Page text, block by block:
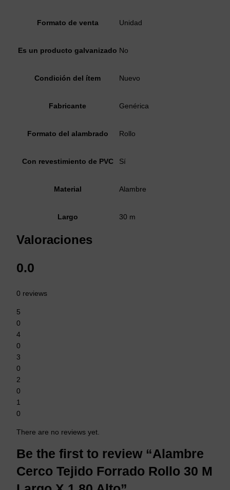
Formato de venta Unidad
Es un producto galvanizado No
Condición del ítem Nuevo
Fabricante Genérica
Formato del alambrado Rollo
Con revestimiento de PVC Sí
Material Alambre
Largo 30 m
Valoraciones
0.0
0 reviews
5
0
4
0
3
0
2
0
1
0
There are no reviews yet.
Be the first to review “Alambre
Cerco Tejido Forrado Rollo 30 M